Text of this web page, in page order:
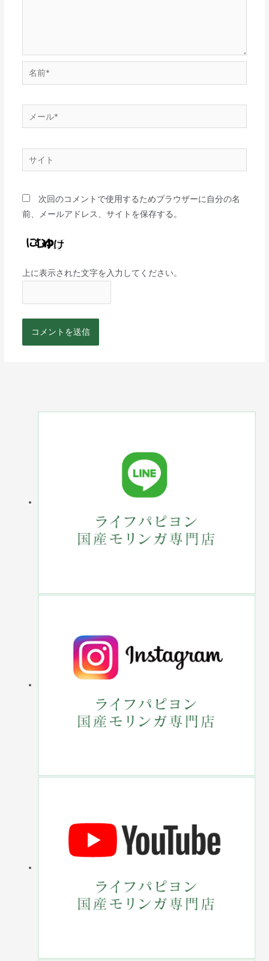
次回のコメントで使用するためブラウザーに自分の名
前、メールアドレス、サイトを保存する。
上に表示された文字を入力してください。